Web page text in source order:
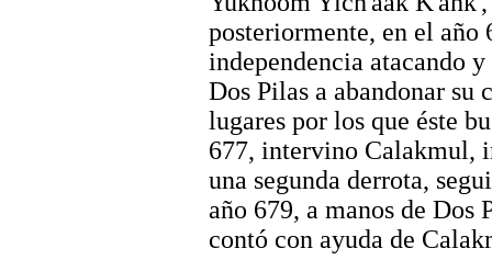
posteriormente, en el
independencia atacando
Dos Pilas a abandonar su
lugares por los que éste
677, intervino Calakmul,
una segunda derrota,
año 679, a manos de Dos
contó con ayuda de